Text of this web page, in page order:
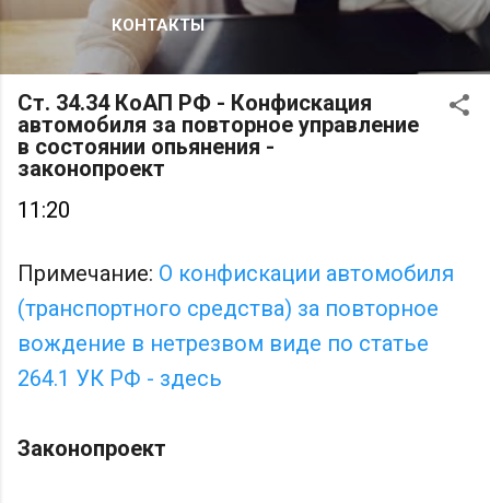
КОНТАКТЫ
Ст. 34.34 КоАП РФ - Конфискация
автомобиля за повторное управление
в состоянии опьянения -
законопроект
11:20
Примечание: О конфискации автомобиля
(транспортного средства) за повторное
вождение в нетрезвом виде по статье
264.1 УК РФ - здесь
Законопроект